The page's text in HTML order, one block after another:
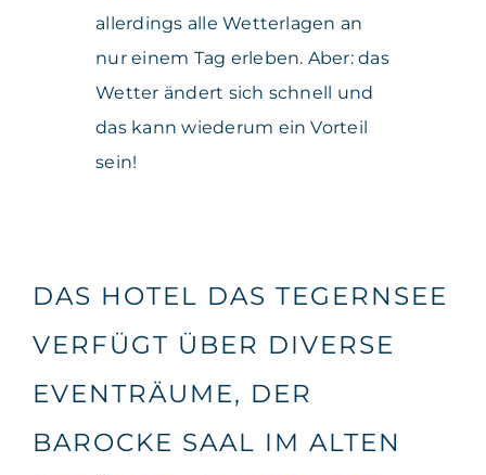
allerdings alle Wetterlagen an
nur einem Tag erleben. Aber: das
Wetter ändert sich schnell und
das kann wiederum ein Vorteil
sein!
DAS HOTEL DAS TEGERNSEE
VERFÜGT ÜBER DIVERSE
EVENTRÄUME, DER
BAROCKE SAAL IM ALTEN